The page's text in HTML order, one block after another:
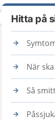
Hitta på
När
Så